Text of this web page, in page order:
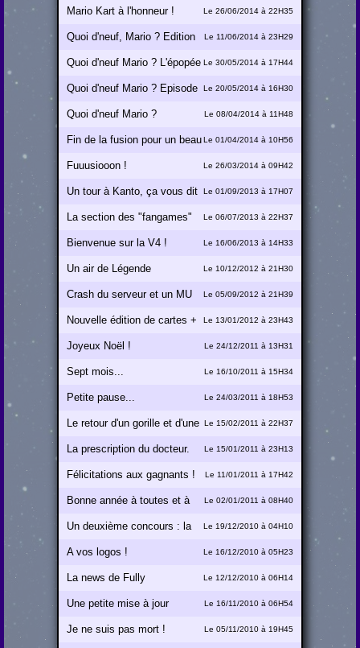
Le 26/06/2014 à 22H35
Mario Kart à l'honneur !
Le 11/06/2014 à 23H29
Quoi d'neuf, Mario ? Edition
E3 2014 Le 30/05/2014 à 17H44
Quoi d'neuf Mario ? L'épopée
des DLC Le 20/05/2014 à 16H30
Quoi d'neuf Mario ? Episode
2 Le 08/04/2014 à 11H48
Quoi d'neuf Mario ?
Le 01/04/2014 à 10H56
Fin de la fusion pour un beau
poisson ! Le 26/03/2014 à 09H42
Fuuusiooon !
Le 01/09/2013 à 17H07
Un tour à Kanto, ça vous dit
? Le 06/07/2013 à 22H37
La section des "fangames"
refait son apparition Le 16/06/2013 à 14H33
Bienvenue sur la V4 !
Le 10/12/2012 à 21H30
Un air de Légende
Le 05/09/2012 à 21H39
Crash du serveur et un MU
V4 ! Le 13/01/2012 à 23H43
Nouvelle édition de cartes +
tests 3DS ! Le 24/12/2011 à 13H31
Joyeux Noël !
Le 16/10/2011 à 15H34
Sept mois...
Le 24/03/2011 à 18H53
Petite pause...
Le 15/02/2011 à 22H37
Le retour d'un gorille et d'une
tortue Le 15/01/2011 à 23H13
La prescription du docteur.
Le 11/01/2011 à 17H42
Félicitations aux gagnants !
Le 02/01/2011 à 08H40
Bonne année à toutes et à
tous ! Le 19/12/2010 à 04H10
Un deuxième concours : la
chasse au trésor ! Le 16/12/2010 à 05H23
A vos logos !
Le 12/12/2010 à 06H14
La news de Fully
Le 16/11/2010 à 06H54
Une petite mise à jour
Le 05/11/2010 à 19H45
Je ne suis pas mort !